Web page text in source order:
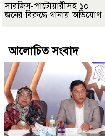
সারজিস-পাটোয়ারীসহ ১০
জনের বিরুদ্ধে থানায় অভিযোগ
আলোচিত সংবাদ